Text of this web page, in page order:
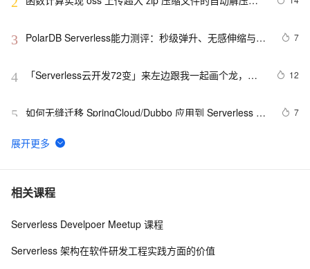
3
PolarDB Serverless能力测评：秒级弹升、无感伸缩与强
7
4
「Serverless云开发72变」来左边跟我一起画个龙，右
12
5 如何无缝迁移 SpringCloud/Dubbo 应用到 Serverless 架
7
6 基于 Serverless 架构的 CI/CD 框架：Serverless-cd
7 基于 Serverless 架构的头像漫画风处理小程序
8 【体验有奖】用 AI 画春天，函数计算搭建 Stable
相关课程
Serverless Develpoer Meetup 课程
Serverless 架构在软件研发工程实践方面的价值